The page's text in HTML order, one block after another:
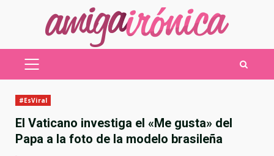
MENÚ
#EsViral
El Vaticano investiga el «Me gusta» del
Papa a la foto de la modelo brasileña